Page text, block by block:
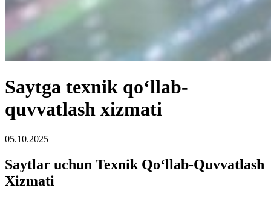
Saytga texnik qo‘llab-
quvvatlash xizmati
05.10.2025
Saytlar uchun Texnik Qo‘llab-Quvvatlash
Xizmati